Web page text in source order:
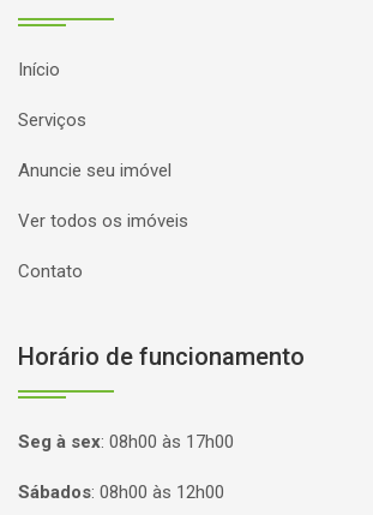
Início
Serviços
Anuncie seu imóvel
Ver todos os imóveis
Contato
Horário de funcionamento
Seg à sex: 08h00 às 17h00
Sábados: 08h00 às 12h00